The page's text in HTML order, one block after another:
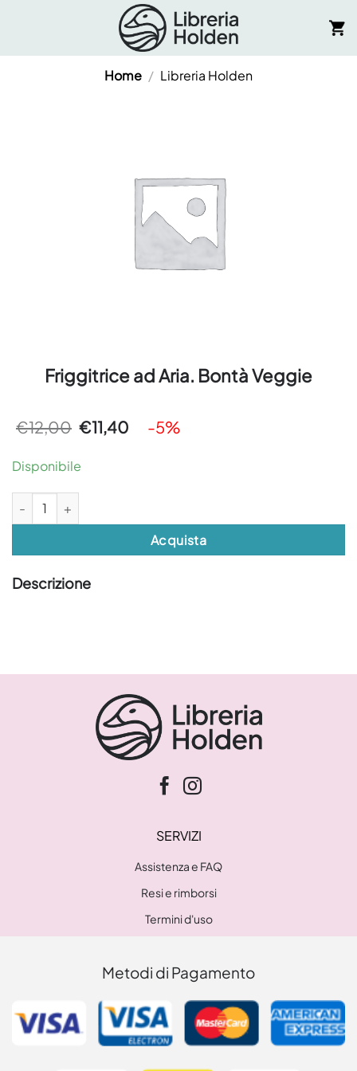
Home / Libreria Holden
Friggitrice ad Aria. Bontà Veggie
€12,00 Il
prezzo
era:
€12,00.
€11,40
prezzo
-5%
Disponibile
Friggitrice ad Aria. Bontà Veggie quantità
Acquista
Descrizione
SERVIZI
Assistenza e FAQ
Resi e rimborsi
Termini d'uso
Metodi di Pagamento